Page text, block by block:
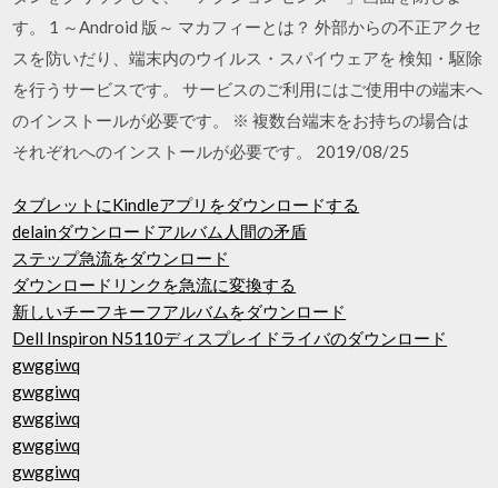
す。 1 ～Android 版～ マカフィーとは？ 外部からの不正アクセ
スを防いだり、端末内のウイルス・スパイウェアを 検知・駆除
を行うサービスです。 サービスのご利用にはご使用中の端末へ
のインストールが必要です。 ※ 複数台端末をお持ちの場合は
それぞれへのインストールが必要です。 2019/08/25
タブレットにKindleアプリをダウンロードする
delainダウンロードアルバム人間の矛盾
ステップ急流をダウンロード
ダウンロードリンクを急流に変換する
新しいチーフキーフアルバムをダウンロード
Dell Inspiron N5110ディスプレイドライバのダウンロード
gwggiwq
gwggiwq
gwggiwq
gwggiwq
gwggiwq